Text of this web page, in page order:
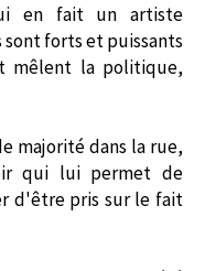
en fait un artiste
sont forts et puissants
mêlent la politique,
majorité dans la rue,
qui lui permet de
d'être pris sur le fait